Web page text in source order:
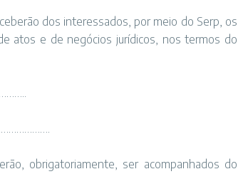
dos interessados, por meio do Serp, os
atos e de negócios jurídicos, nos termos do
obrigatoriamente, ser acompanhados do